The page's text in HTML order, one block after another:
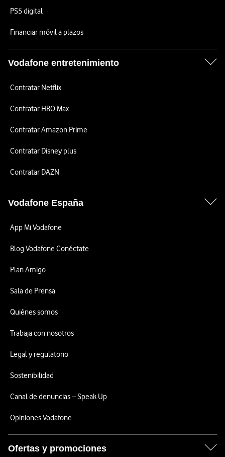
PS5 digital
Financiar móvil a plazos
Vodafone entretenimiento
Contratar Netflix
Contratar HBO Max
Contratar Amazon Prime
Contratar Disney plus
Contratar DAZN
Vodafone España
App Mi Vodafone
Blog Vodafone Conéctate
Plan Amigo
Sala de Prensa
Quiénes somos
Trabaja con nosotros
Legal y regulatorio
Sostenibilidad
Canal de denuncias – Speak Up
Opiniones Vodafone
Ofertas y promociones